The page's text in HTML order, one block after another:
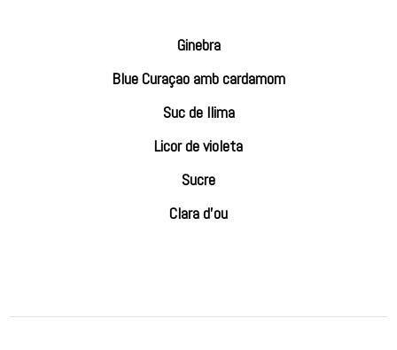
Ginebra
Blue Curaçao amb cardamom
Suc de llima
Licor de violeta
Sucre
Clara d’ou